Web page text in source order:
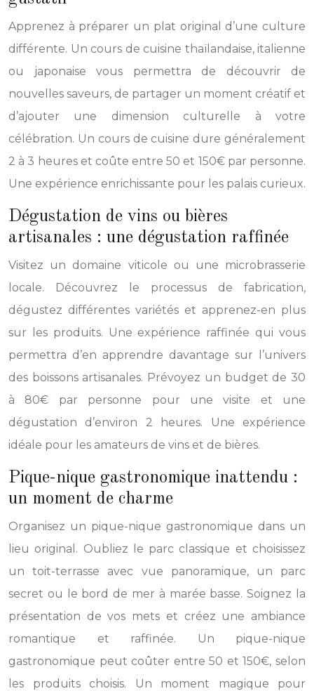
Apprenez à préparer un plat original d’une culture
différente. Un cours de cuisine thaïlandaise, italienne
ou japonaise vous permettra de découvrir de
nouvelles saveurs, de partager un moment créatif et
d’ajouter une dimension culturelle à votre
célébration. Un cours de cuisine dure généralement
2 à 3 heures et coûte entre 50 et 150€ par personne.
Une expérience enrichissante pour les palais curieux.
Dégustation de vins ou bières
artisanales : une dégustation raffinée
Visitez un domaine viticole ou une microbrasserie
locale. Découvrez le processus de fabrication,
dégustez différentes variétés et apprenez-en plus
sur les produits. Une expérience raffinée qui vous
permettra d’en apprendre davantage sur l’univers
des boissons artisanales. Prévoyez un budget de 30
à 80€ par personne pour une visite et une
dégustation d’environ 2 heures. Une expérience
idéale pour les amateurs de vins et de bières.
Pique-nique gastronomique inattendu :
un moment de charme
Organisez un pique-nique gastronomique dans un
lieu original. Oubliez le parc classique et choisissez
un toit-terrasse avec vue panoramique, un parc
secret ou le bord de mer à marée basse. Soignez la
présentation de vos mets et créez une ambiance
romantique et raffinée. Un pique-nique
gastronomique peut coûter entre 50 et 150€, selon
les produits choisis. Un moment magique pour